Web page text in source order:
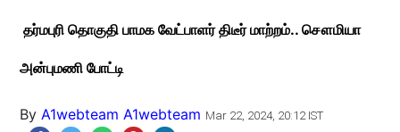
தர்மபுரி தொகுதி பாமக வேட்பாளர் திடீர் மாற்றம்.. சௌமியா
அன்புமணி போட்டி
By A1webteam A1webteam Mar 22, 2024, 20:12 IST